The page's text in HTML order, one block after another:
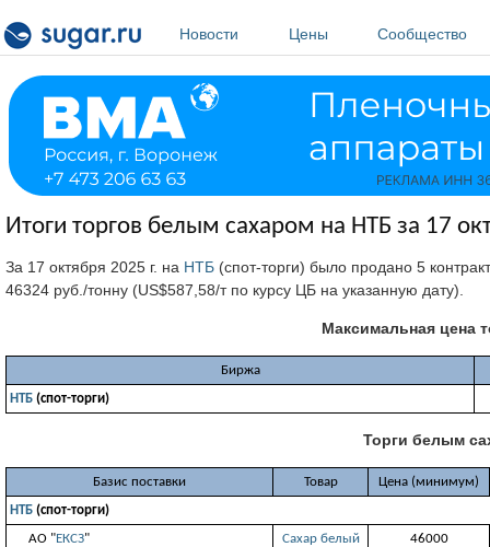
Новости
Цены Сообщество
Итоги торгов белым сахаром на НТБ за 17
За 17 октября 2025 г. на НТБ (спот-торги) было продано 5
46324 руб./тонну (US$587,58/т по курсу ЦБ на указанную дату).
Максимальная цена
Биржа
НТБ (спот-торги)
Торги белым
Базис поставки Товар
Цена (минимум)
НТБ (спот-торги)
АО "ЕКСЗ" Сахар белый
46000